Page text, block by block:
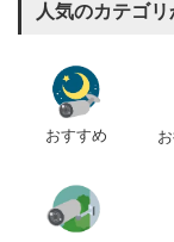
人気のカテゴ
おすすめ